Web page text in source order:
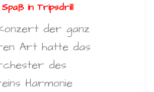
in Tripsdrill
der ganz
Art hatte das
des
Harmonie